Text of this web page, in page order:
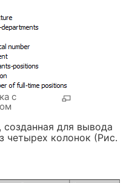
с
для вывода
четырех колонок (Рис.